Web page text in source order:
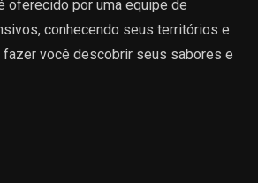
oferecido por uma equipe de
conhecendo seus territórios e
fazer você descobrir seus sabores e